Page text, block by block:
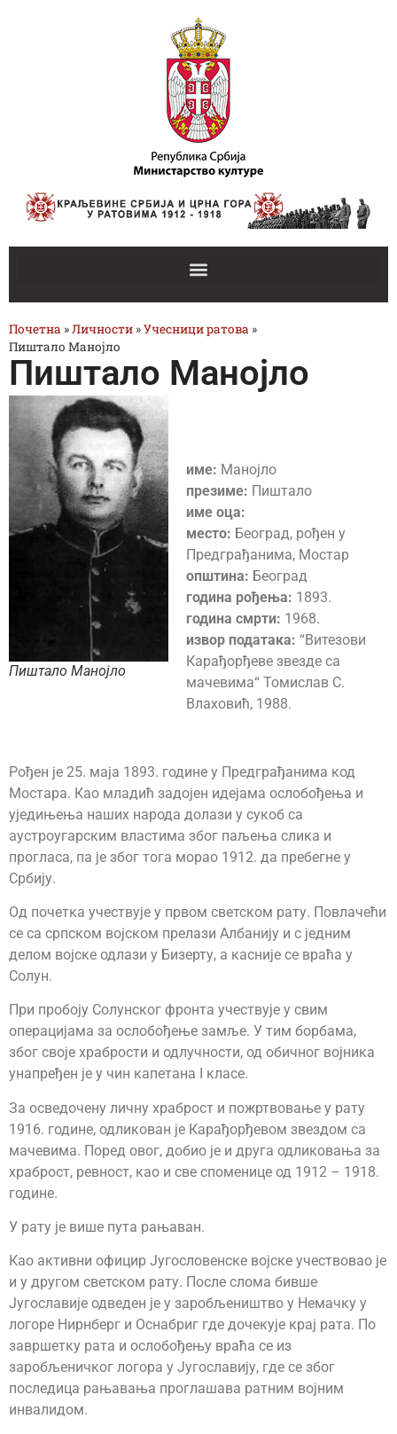
Почетна »Личности »Учесници ратова »
Пиштало Манојло
Пиштало Манојло
Пиштало Манојло
име: Манојло
презиме: Пиштало
име оца:
место: Београд, рођен у
Предграђанима, Мостар
општина: Београд
година рођења: 1893.
година смрти: 1968.
извор података: “Витезови
Карађорђеве звезде са
мачевима“ Томислав С.
Влаховић, 1988.
Рођен је 25. маја 1893. године у Предграђанима код
Мостара. Као младић задојен идејама ослобођења и
уједињења наших народа долази у сукоб са
аустроугарским властима због паљења слика и
прогласа, па је због тога морао 1912. да пребегне у
Србију.
Од почетка учествује у првом светском рату. Повлачећи
се са српском војском прелази Албанију и с једним
делом војске одлази у Бизерту, а касније се враћа у
Солун.
При пробоју Солунског фронта учествује у свим
операцијама за ослобођење замље. У тим борбама,
због своје храбрости и одлучности, од обичног војника
унапређен је у чин капетана I класе.
За осведочену личну храброст и пожртвовање у рату
1916. године, одликован је Карађорђевом звездом са
мачевима. Поред овог, добио је и друга одликовања за
храброст, ревност, као и све споменице од 1912 – 1918.
године.
У рату је више пута рањаван.
Као активни официр Југословенске војске учествовао је
и у другом светском рату. После слома бивше
Југославије одведен је у заробљеништво у Немачку у
логоре Нирнберг и Оснабриг где дочекује крај рата. По
завршетку рата и ослобођењу враћа се из
заробљеничког логора у Југославију, где се због
последица рањавања проглашава ратним војним
инвалидом.